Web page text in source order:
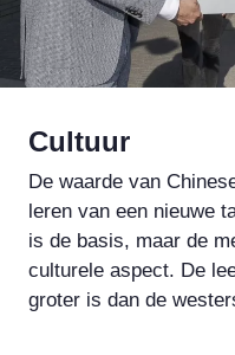
Cultuur
De waarde van
leren van een nieuwe
is de basis, maar de
culturele aspect. De
groter is dan de